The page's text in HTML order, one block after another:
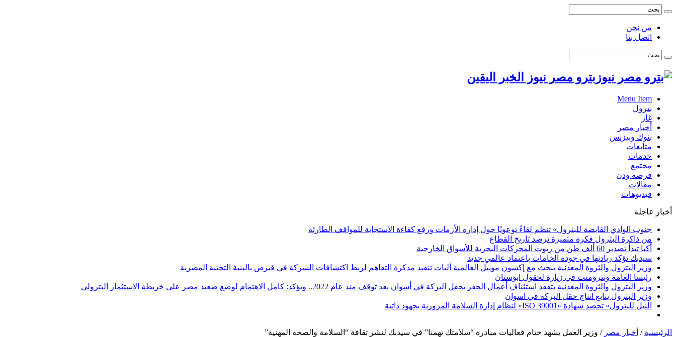
من نحن
اتصل بنا
بترو مصر نيوز الخبر اليقين
Menu Item
بترول
غاز
أخبار مصر
بنوك وبيزنس
متابعات
خدمات
مجتمع
قرصه ودن
مقالات
فيديوهات
أخبار عاجلة
جنوب الوادي القابضة للبترول» تنظم لقاءً توعويًا حول إدارة الأزمات ورفع كفاءة الاستجابة للمواقف الطارئة
من ذاكرة البترول فكرة متميزة ترصد تاريخ القطاع
أكبا تبدأ تصدير 60 ألف طن من زيوت المحركات البحرية للأسواق الخارجية
سيدبك تؤكد ريادتها في جودة الخامات باعتماد عالمي جديد
وزير البترول والثروة المعدنية يبحث مع إكسون موبيل العالمية آليات تنفيذ مذكرة التفاهم لربط اكتشافات الشركة في قبرص بالبنية التحتية المصرية
رئيسا العامة وبترومنت في زيارة لحقول ابوسنان
وزير البترول والثروة المعدنية يتفقد استئناف أعمال الحفر بحقل البركة في أسوان بعد توقف منذ عام 2022.. ويؤكد: كامل الاهتمام لوضع صعيد مصر على خريطة الاستثمار البترولي
وزير البترول يتابع انتاج حقل البركة في اسوان
النيل للبترول» تحصد شهادة «ISO 39001» لنظام إدارة السلامة المرورية بجهود ذاتية
الرئيسية / أخبار مصر / وزير العمل يشهد ختام فعاليات مبادرة “سلامتك تهمنا” في سيدبك لنشر ثقافة “السلامة والصحة المهنية”